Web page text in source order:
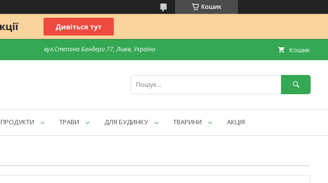
Кошик
вул.Степана Бандери 77, Львів, Україна Кошик
ПРОДУКТИ ТРАВИ ДЛЯ БУДИНКУ ТВАРИНИ АКЦІЯ